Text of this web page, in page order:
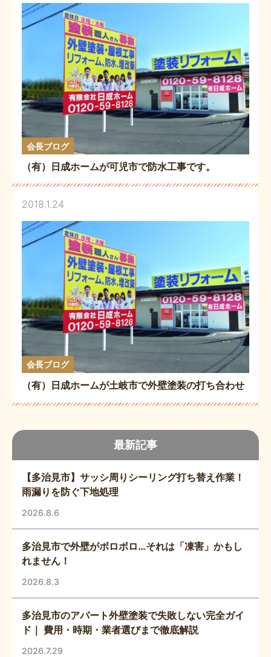
最新記事
【多治見市】サッシ周りシーリング打ち替え作業！
雨漏りを防ぐ下地処理
2026.8.6
多治見市で外壁がボロボロ…それは「凍害」かもし
れません！
2026.8.3
多治見市のアパート外壁塗装で失敗しない完全ガイ
ド｜ 費用・時期・業者選びまで徹底解説
2026.7.29
会長ブログ
（有）日成ホームが可児市で防水工事です。
2018.1.24
会長ブログ
（有）日成ホームが土岐市で外壁塗装の打ち合わせ